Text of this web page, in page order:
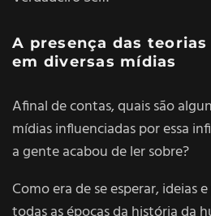
A presença das
em diversas mídias
Afinal de contas, quais são
mídias influenciadas por essa
a gente acabou de ler sobre?
Como era de se esperar, ideias